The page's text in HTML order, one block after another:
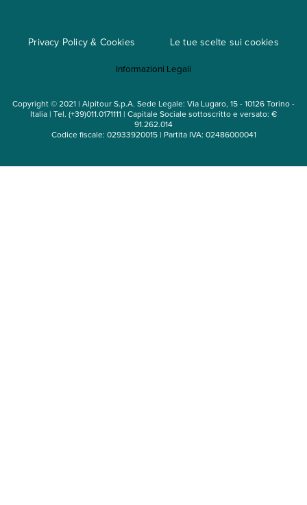
Mappa del sito
Privacy Policy & Cookies Le tue scelte sui cookies
Informazioni Legali
Copyright © 2021 | Alpitour S.p.A. Sede Legale: Via Lugaro, 15 - 10126 Torino -
Italia | Tel. (+39)011.0171111 | Capitale Sociale sottoscritto e versato: €
91.262.014
Codice fiscale: 02933920015 | Partita IVA: 02486000041